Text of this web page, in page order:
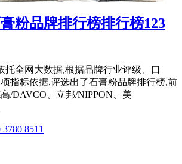
粉品牌排行榜排行榜123
托全网大数据,根据品牌行业评级、口
指标依据,评选出了石膏粉品牌排行榜,前
/DAVCO、立邦/NIPPON、美
8511